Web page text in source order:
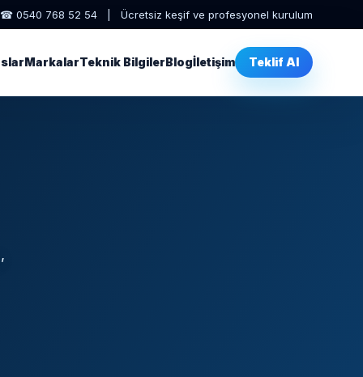
☎ 0540 768 52 54 | Ücretsiz keşif ve profesyonel kurulum
MarkalarTeknik BilgilerBlogİletişim Teklif Al